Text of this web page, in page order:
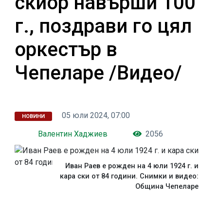
г., поздрави го цял
оркестър в
Чепеларе /Видео/
НОВИНИ
05 юли 2024, 07:00
Валентин Хаджиев
2056
Иван Раев е рожден на 4 юли 1924 г. и
кара ски от 84 години. Снимки и видео:
Община Чепеларе